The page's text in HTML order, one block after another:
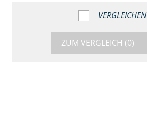
VERGLEICHEN
ZUM VERGLEICH (0)